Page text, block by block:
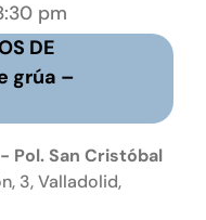
pm
PRL
Puente
grúa
–
DE
grúa –
Pol. San Cristóbal
3, Valladolid,